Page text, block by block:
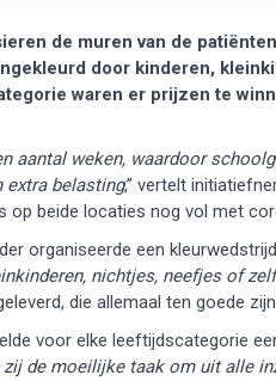
de muren van de
door kinderen,
waren er prijzen te
aantal weken, waardoor
extra belasting,” vertelt
op beide locaties nog vol met
organiseerde een
nichtjes, neefjes of
die allemaal ten goede
voor elke leeftijdscategorie
zij de moeilijke taak om uit alle